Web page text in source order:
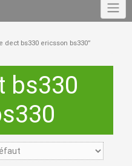
dect bs330 ericsson bs330”
bs330